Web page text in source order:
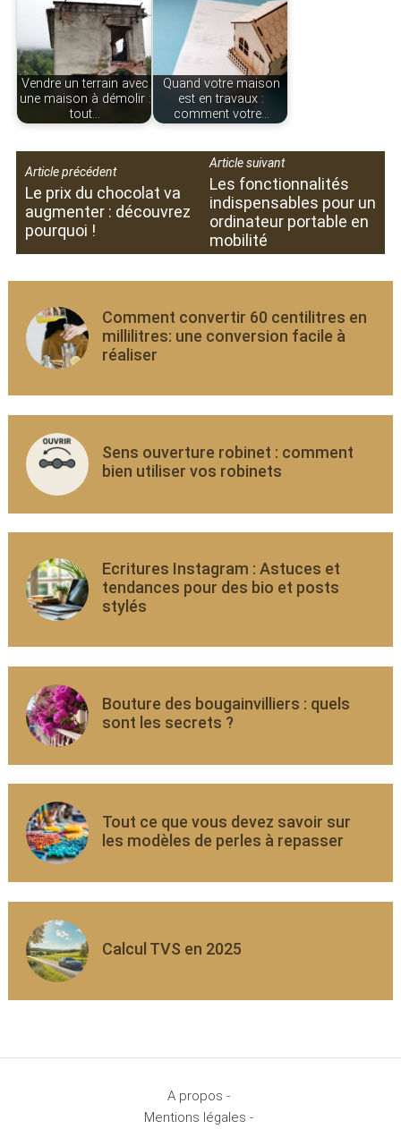
Vendre un terrain avec
une maison à démolir :
tout…
Quand votre maison
est en travaux :
comment votre…
Article précédent
Le prix du chocolat va
augmenter : découvrez
pourquoi !
Article suivant
Les fonctionnalités
indispensables pour un
ordinateur portable en
mobilité
Comment convertir 60 centilitres en
millilitres: une conversion facile à
réaliser
Sens ouverture robinet : comment
bien utiliser vos robinets
Ecritures Instagram : Astuces et
tendances pour des bio et posts
stylés
Bouture des bougainvilliers : quels
sont les secrets ?
Tout ce que vous devez savoir sur
les modèles de perles à repasser
Calcul TVS en 2025
A propos -
Mentions légales -